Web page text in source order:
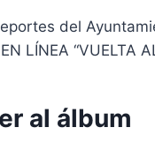
del
LÍNEA “VUELTA
al álbum